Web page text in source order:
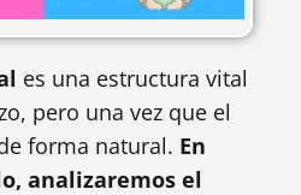
es una estructura vital
pero una vez que el
forma natural. En
analizaremos el